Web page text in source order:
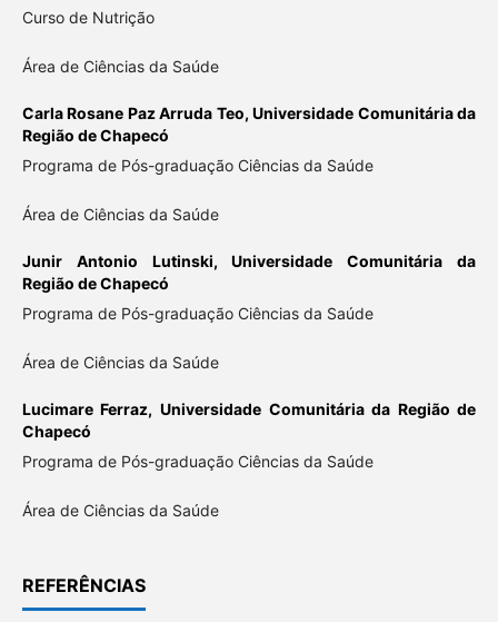
Curso de Nutrição
Área de Ciências da Saúde
Carla Rosane Paz Arruda Teo,Universidade Comunitária da
Região de Chapecó
Programa de Pós-graduação Ciências da Saúde
Área de Ciências da Saúde
Junir Antonio Lutinski,Universidade Comunitária da
Região de Chapecó
Programa de Pós-graduação Ciências da Saúde
Área de Ciências da Saúde
Lucimare Ferraz, Universidade Comunitária da Região de
Chapecó
Programa de Pós-graduação Ciências da Saúde
Área de Ciências da Saúde
REFERÊNCIAS